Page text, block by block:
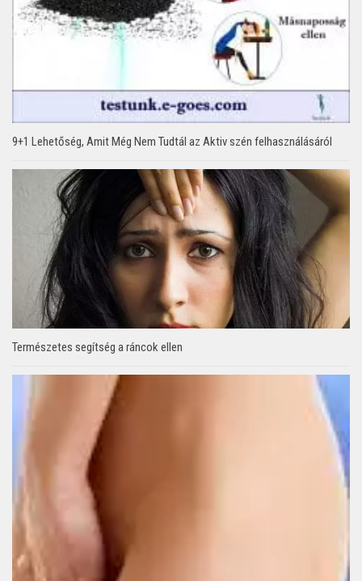
9+1 Lehetőség, Amit Még Nem Tudtál az Aktiv szén felhasználásáról
Természetes segítség a ráncok ellen